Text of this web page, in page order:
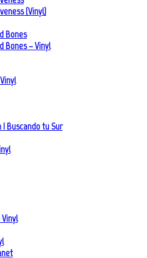
(Vinyl)
Bones
Bones – Vinyl
Buscando tu Sur